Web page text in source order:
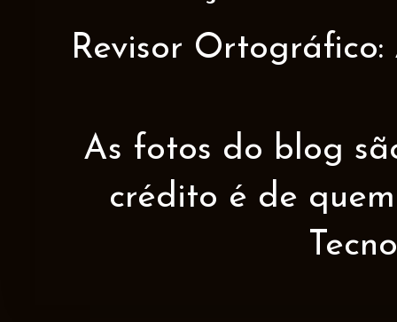
Revisor Ortográfico:
As fotos do blog
crédito é de